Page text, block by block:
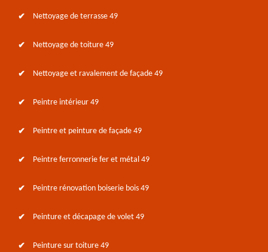
Nettoyage de terrasse 49
Nettoyage de toiture 49
Nettoyage et ravalement de façade 49
Peintre intérieur 49
Peintre et peinture de façade 49
Peintre ferronnerie fer et métal 49
Peintre rénovation boiserie bois 49
Peinture et décapage de volet 49
Peinture sur toiture 49